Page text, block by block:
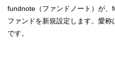
fundnote（ファンドノート）が
ファンドを新規設定します。愛称
です。